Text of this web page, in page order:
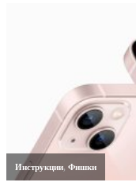
Инструкции,Фишки